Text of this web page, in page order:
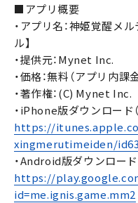
■アプリ概要
・アプリ名：神姫覚醒メ
ル】
・提供元：Mynet Inc.
・価格：無料（アプリ内課
・著作権：(C) Mynet Inc.
・iPhone版ダウンロード
https://
xingmerutimeiden/
・Android版ダウンロー
https://
id=me.ignis.game.mm2